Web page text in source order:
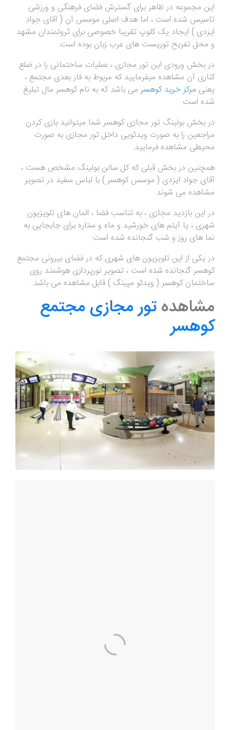
این مجموعه در ظاهر برای گسترش فضای فرهنگی و ورزشی
تاسیس شده است ، اما هدف اصلی موسس آن ( آقای جواد
ایزدی ) ایجاد یک کلوپ تقریبا خصوصی برای ثروتمندان مشهد
و محل تفریح توریست های عرب زبان بوده است.
در بخش ورودی این تور مجازی ، عملیات ساختمانی را در ضلع
کناری آن مشاهده میفرمایید که مربوط به فاز بعدی مجتمع ،
یعنی مرکز خرید کوهسر می باشد که به نام کوهسر مال تبلیغ
شده است.
در بخش بولینگ تور مجازی کوهسر شما میتوانید بازی کردن
مراجعین را به صورت ویدئویی داخل تور مجازی به صورت
محیطی مشاهده فرمایید.
همچنین در بخش قبلی که کل سالن بولینگ مشخص هست ،
آقای جواد ایزدی ( موسس کوهسر ) با لباس سفید در تصویر
مشاهده می شوند.
در این بازدید مجازی ، به تناسب فضا ، المان های تلویزیون
شهری ، یا آیتم های خورشید و ماه و ستاره برای جابجایی به
نما های روز و شب گنجانده شده است.
در یکی از این تلویزیون های شهری که در فضای بیرونی مجتمع
کوهسر گنجانده شده است ، تصویر نورپردازی هوشمند روی
ساختمان کوهسر ( ویدئو مپینگ ) قابل مشاهده می باشد.
مشاهدهتور مجازی مجتمع
کوهسر